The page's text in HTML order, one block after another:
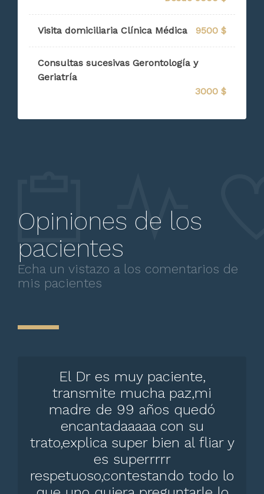
Visita domiciliaria Clínica Médica 9500 $
Consultas sucesivas Gerontología y
Geriatría
3000 $
Opiniones de los
pacientes
Echa un vistazo a los comentarios de
mis pacientes
El Dr es muy paciente,
transmite mucha paz,mi
madre de 99 años quedó
encantadaaaaa con su
trato,explica super bien al fliar y
es superrrrr
respetuoso,contestando todo lo